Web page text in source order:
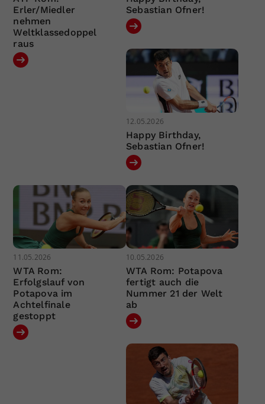
Erler/Miedler
nehmen
Weltklassedoppel
raus
Sebastian Ofner!
12.05.2026
Happy Birthday,
Sebastian Ofner!
11.05.2026
WTA Rom:
Erfolgslauf von
Potapova im
Achtelfinale
gestoppt
10.05.2026
WTA Rom: Potapova
fertigt auch die
Nummer 21 der Welt
ab